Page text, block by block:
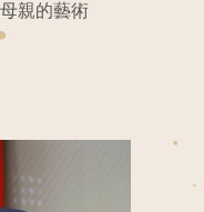
親的藝術